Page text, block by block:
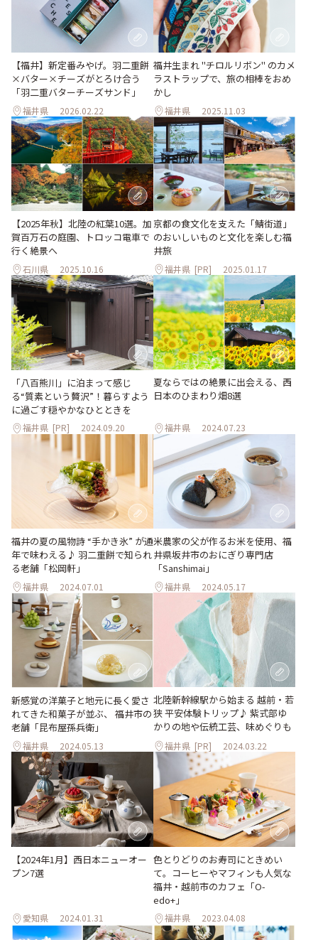
【福井】新定番みやげ。羽二重餅
×バター×チーズがとろけ合う
「羽二重バターチーズサンド」
福井県 2026.02.22
福井生まれ "チロルリボン" のカメ
ラストラップで、旅の相棒をおめ
かし
福井県 2025.11.03
【2025年秋】北陸の紅葉10選。加
賀百万石の庭園、トロッコ電車で
行く絶景へ
石川県 2025.10.16
京都の食文化を支えた「鯖街道」
のおいしいものと文化を楽しむ福
井旅
福井県 [PR] 2025.01.17
「八百熊川」に泊まって感じ
る“質素という贅沢”！暮らすよう
に過ごす穏やかなひとときを
福井県 [PR] 2024.09.20
夏ならではの絶景に出会える、西
日本のひまわり畑8選
福井県 2024.07.23
福井の夏の風物詩 “手かき氷” が通
年で味わえる♪ 羽二重餅で知られ
る老舗「松岡軒」
福井県 2024.07.01
米農家の父が作るお米を使用、福
井県坂井市のおにぎり専門店
「Sanshimai」
福井県 2024.05.17
新感覚の洋菓子と地元に長く愛さ
れてきた和菓子が並ぶ、 福井市の
老舗「昆布屋孫兵衛」
福井県 2024.05.13
北陸新幹線駅から始まる 越前・若
狭 平安体験トリップ♪ 紫式部ゆ
かりの地や伝統工芸、味めぐりも
福井県 [PR] 2024.03.22
【2024年1月】西日本ニューオー
プン7選
愛知県 2024.01.31
色とりどりのお寿司にときめい
て。コーヒーやマフィンも人気な
福井・越前市のカフェ「O-
edo+」
福井県 2023.04.08